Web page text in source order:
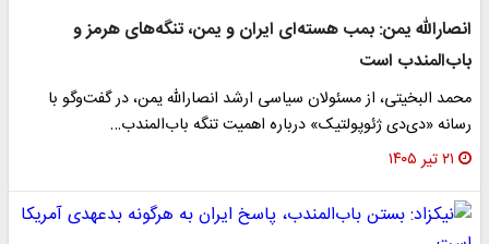
انصارالله یمن: بمب هسته‌ای ایران و یمن، تنگه‌های هرمز و
باب‌المندب است
محمد البخیتی، از مسئولان سیاسی ارشد انصارالله یمن، در گفت‌وگو با
رسانه «دی‌دی ژئوپولتیک» درباره اهمیت تنگه باب‌المندب…
۲۱ تیر ۱۴۰۵